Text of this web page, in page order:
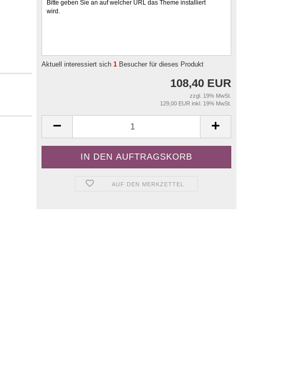
Bitte geben Sie an auf welcher URL das Theme installiert
wird.
Aktuell interessiert sich 1 Besucher für dieses Produkt
108,40 EUR
zzgl. 19% MwSt.
129,00 EUR inkl. 19% MwSt.
AUF DEN MERKZETTEL